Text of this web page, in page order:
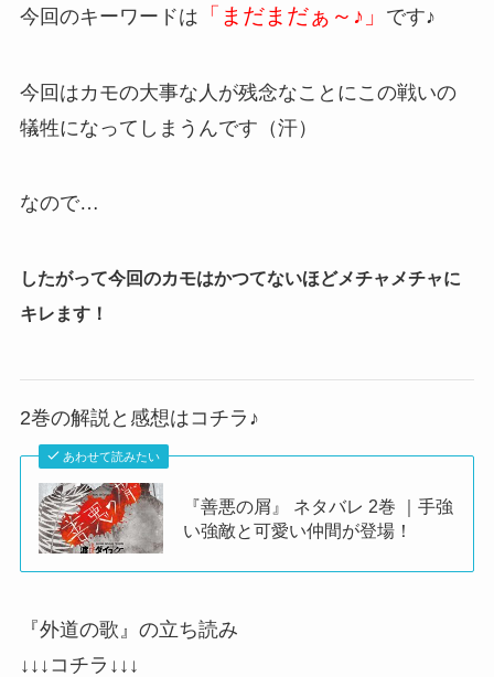
今回のキーワードは 「まだまだぁ～♪」 です♪
今回はカモの大事な人が残念なことにこの戦いの
犠牲になってしまうんです（汗）
なので…
したがって今回のカモはかつてないほどメチャメチャに
キレます！
2巻の解説と感想はコチラ♪
あわせて読みたい
『善悪の屑』 ネタバレ 2巻 ｜手強
い強敵と可愛い仲間が登場！
『外道の歌』の立ち読み
↓↓↓コチラ↓↓↓